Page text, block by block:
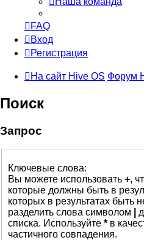
FAQ
Вход
Регистрация
На сайт Hive OS Форум
Поиск
Запрос
Ключевые слова:
Вы можете использовать +,
которые должны быть в
которых в результатах быть
разделить слова символом
списка. Используйте * в
частичного совпадения.